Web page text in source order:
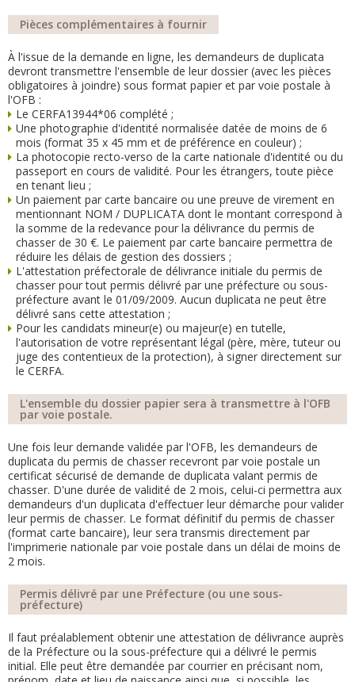
Pièces complémentaires à fournir
À l'issue de la demande en ligne, les demandeurs de duplicata
devront transmettre l'ensemble de leur dossier (avec les pièces
obligatoires à joindre) sous format papier et par voie postale à
l'OFB :
Le CERFA13944*06 complété ;
Une photographie d'identité normalisée datée de moins de 6
mois (format 35 x 45 mm et de préférence en couleur) ;
La photocopie recto-verso de la carte nationale d'identité ou du
passeport en cours de validité. Pour les étrangers, toute pièce
en tenant lieu ;
Un paiement par carte bancaire ou une preuve de virement en
mentionnant NOM / DUPLICATA dont le montant correspond à
la somme de la redevance pour la délivrance du permis de
chasser de 30 €. Le paiement par carte bancaire permettra de
réduire les délais de gestion des dossiers ;
L'attestation préfectorale de délivrance initiale du permis de
chasser pour tout permis délivré par une préfecture ou sous-
préfecture avant le 01/09/2009. Aucun duplicata ne peut être
délivré sans cette attestation ;
Pour les candidats mineur(e) ou majeur(e) en tutelle,
l'autorisation de votre représentant légal (père, mère, tuteur ou
juge des contentieux de la protection), à signer directement sur
le CERFA.
L'ensemble du dossier papier sera à transmettre à l'OFB
par voie postale.
Une fois leur demande validée par l'OFB, les demandeurs de
duplicata du permis de chasser recevront par voie postale un
certificat sécurisé de demande de duplicata valant permis de
chasser. D'une durée de validité de 2 mois, celui-ci permettra aux
demandeurs d'un duplicata d'effectuer leur démarche pour valider
leur permis de chasser. Le format définitif du permis de chasser
(format carte bancaire), leur sera transmis directement par
l'imprimerie nationale par voie postale dans un délai de moins de
2 mois.
Permis délivré par une Préfecture (ou une sous-
préfecture)
Il faut préalablement obtenir une attestation de délivrance auprès
de la Préfecture ou la sous-préfecture qui a délivré le permis
initial. Elle peut être demandée par courrier en précisant nom,